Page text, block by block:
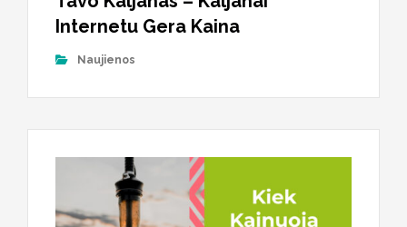
Internetu Gera Kaina
Naujienos